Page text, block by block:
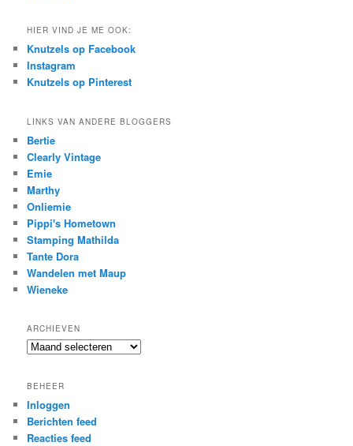
HIER VIND JE ME OOK:
Knutzels op Facebook
Instagram
Knutzels op Pinterest
LINKS VAN ANDERE BLOGGERS
Bertie
Clearly Vintage
Emie
Marthy
Onliemie
Pippi's Hometown
Stamping Mathilda
Tante Dora
Wandelen met Maup
Wieneke
ARCHIEVEN
Archieven
BEHEER
Inloggen
Berichten feed
Reacties feed